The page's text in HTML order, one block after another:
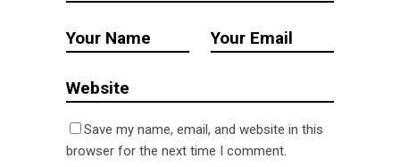
Save my name, email, and website in this
browser for the next time I comment.